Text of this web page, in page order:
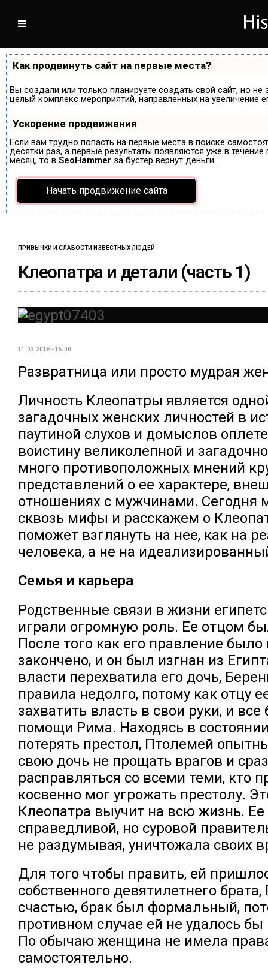
Как продвинуть сайт на первые места?
Вы создали или только планируете создать свой сайт, но
целый комплекс мероприятий, направленных на
Ускорение продвижения
Если вам трудно попасть на первые места в поиске
десятки раз, а первые результаты появляются уже в
месяц, то в SeoHammer за бустер вернут деньги.
Начать продвижение сайта
ПРИВЫЧКИ И СЛАБОСТИ ИЗВЕСТНЫХ ЛЮДЕЙ
Клеопатра и детали (часть 1)
11.03.2016 - 15:00
Развратница или просто мудрая
Личность Клеопатры является
загадочных женских личностей в
паутиной слухов и домыслов
воистину великолепной и
много противоположных мнений
представлений о ее характере,
отношениях с мужчинами. Сегодня
сквозь мифы и расскажем о
поможет взглянуть на нее, как на
человека, а не на
Семья и карьера
Родственные связи в жизни
играли огромную роль. Ее отцом
После того как его правление
закончено, и он был изгнан из
власти перехватила его дочь,
правила недолго, потому как отцу
захватить власть в свои руки, и все
помощи Рима. Находясь в
потерять престол, Птолемей
свою дочь не прощать врагов и
расправляться со всеми теми, кто
косвенно мог угрожать престолу.
Клеопатра выучит на всю жизнь. Ее
справедливой, но суровой
не раздумывая, уничтожала своих
Для того чтобы править, ей
собственного девятилетнего
счастью, брак был формальный,
противном случае ей не удалось бы
По обычаю женщина не имела
самостоятельно.